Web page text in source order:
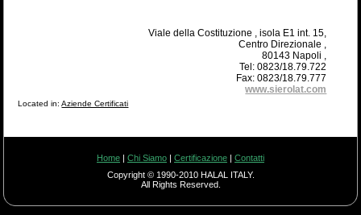
Viale della Costituzione , isola E1 int. 15,
Centro Direzionale ,
80143 Napoli ,
Tel: 0823/18.79.722
Fax: 0823/18.79.777
www.sierolat.com
Located in:Aziende Certificati
Home Chi Siamo Certificazione
Contatti
Copyright © 1990-2010 HALAL ITALY.
All Rights Reserved.